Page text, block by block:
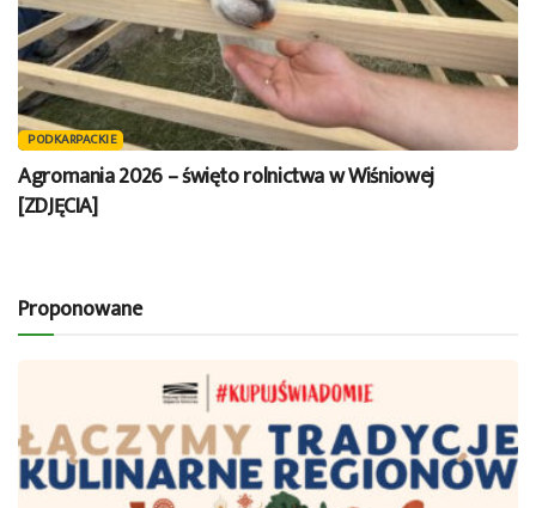
PODKARPACKIE
Agromania 2026 – święto rolnictwa w Wiśniowej
[ZDJĘCIA]
Proponowane